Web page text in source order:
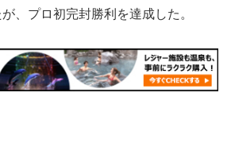
、プロ初完封勝利を達成した。